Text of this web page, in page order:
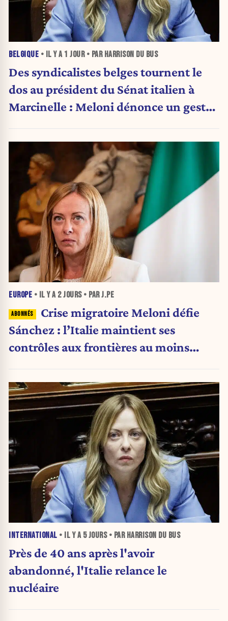
BELGIQUE • IL Y A 1 JOUR• PAR HARRISON DU BUS
Des syndicalistes belges tournent le
dos au président du Sénat italien à
Marcinelle : Meloni dénonce un geste
EUROPE • IL Y A 2 JOURS• PAR J.PE
Crise migratoire Meloni défie
Sánchez : l’Italie maintient ses
contrôles aux frontières au moins
INTERNATIONAL • IL Y A 5 JOURS• PAR HARRISON DU BUS
Près de 40 ans après l'avoir
abandonné, l'Italie relance le
nucléaire